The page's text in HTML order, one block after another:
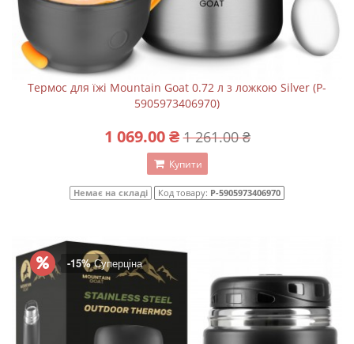
Термос для їжі Mountain Goat 0.72 л з ложкою Silver (P-
5905973406970)
1 069.00 ₴ 1 261.00 ₴
Купити
Немає на складі Код товару: P-5905973406970
-15%Суперціна